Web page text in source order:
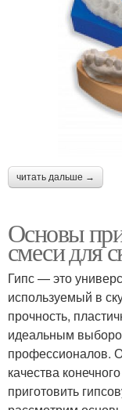
читать дальше →
Основы
смеси для
Гипс — это
используемый в
прочность,
идеальным
профессионалов.
качества
приготовить